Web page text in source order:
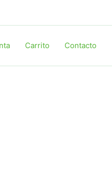
Carrito Contacto